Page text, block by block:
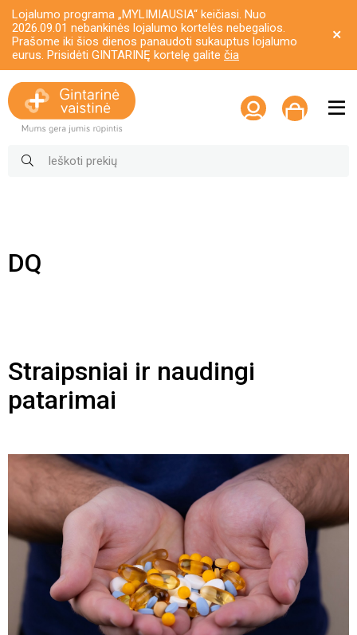
Lojalumo programa „MYLIMIAUSIA“ keičiasi. Nuo
2026.09.01 nebankinės lojalumo kortelės nebegalios.
Prašome iki šios dienos panaudoti sukauptus lojalumo
eurus. Prisidėti GINTARINĘ kortelę galite čia
DQ
Straipsniai ir naudingi
patarimai